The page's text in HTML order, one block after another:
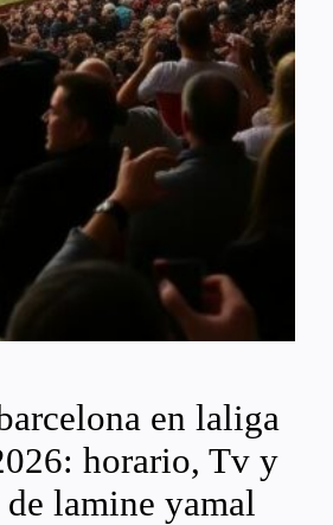
en laliga
horario, Tv y
lamine yamal